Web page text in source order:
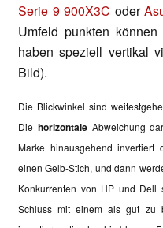
Serie 9 900X3C oder
Umfeld punkten
haben speziell vertikal
Bild).
Die Blickwinkel sind
Die horizontale Abweichung
Marke hinausgehend
einen Gelb-Stich, und dann
Konkurrenten von HP und
Schluss mit einem als gut zu